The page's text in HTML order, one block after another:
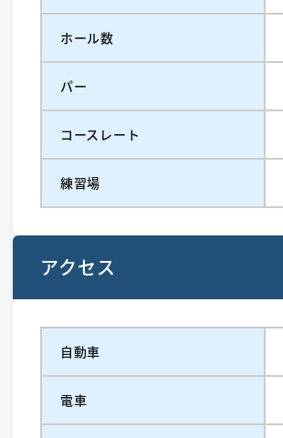
ホール数
パー
コースレート
練習場
アクセス
自動車
電車